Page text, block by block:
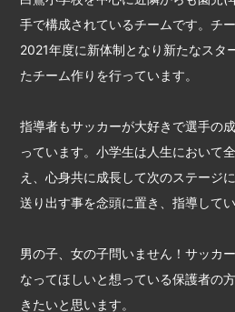
手で構成されているチームです。チ
2021年度に新体制となり新たなスタ
たチーム作りを行っています。
指導者もサッカーが大好きで選手の
っています。小学生は人生において
え、心身共に成長して次のステージ
送り出す事を念頭に置き、指導してい
男の子、女の子問いません！サッカ
なってほしいと想っている保護者の
きたいと思います。